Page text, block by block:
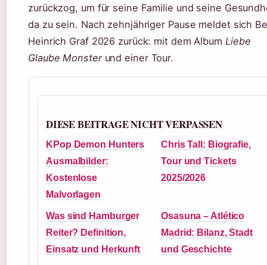
zurückzog, um für seine Familie und seine
da zu sein. Nach zehnjähriger Pause meldet sich
Heinrich Graf 2026 zurück: mit dem Album Liebe
Glaube Monsterund einer Tour.
DIESE BEITRAGE NICHT VERPASSEN
KPop Demon Hunters
Ausmalbilder:
Kostenlose
Malvorlagen
Chris Tall: Biografie,
Tour und Tickets
2025/2026
Was sind Hamburger
Reiter? Definition,
Einsatz und Herkunft
Osasuna – Atlético
Madrid: Bilanz, Stadt
und Geschichte